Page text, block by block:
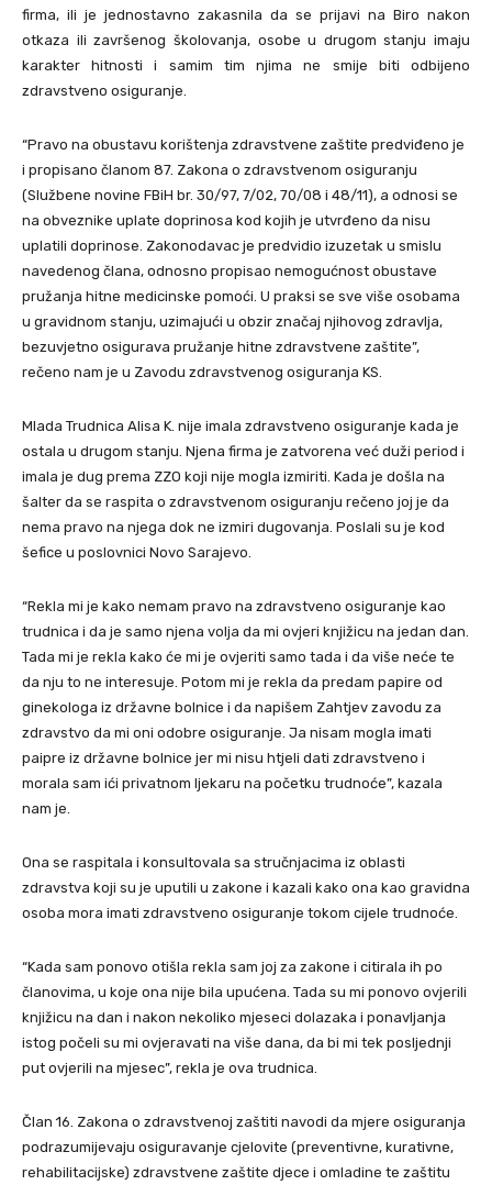
firma, ili je jednostavno zakasnila da se prijavi na Biro nakon
otkaza ili završenog školovanja, osobe u drugom stanju imaju
karakter hitnosti i samim tim njima ne smije biti odbijeno
zdravstveno osiguranje.
“Pravo na obustavu korištenja zdravstvene zaštite predviđeno je
i propisano članom 87. Zakona o zdravstvenom osiguranju
(Službene novine FBiH br. 30/97, 7/02, 70/08 i 48/11), a odnosi se
na obveznike uplate doprinosa kod kojih je utvrđeno da nisu
uplatili doprinose. Zakonodavac je predvidio izuzetak u smislu
navedenog člana, odnosno propisao nemogućnost obustave
pružanja hitne medicinske pomoći. U praksi se sve više osobama
u gravidnom stanju, uzimajući u obzir značaj njihovog zdravlja,
bezuvjetno osigurava pružanje hitne zdravstvene zaštite”,
rečeno nam je u Zavodu zdravstvenog osiguranja KS.
Mlada Trudnica Alisa K. nije imala zdravstveno osiguranje kada je
ostala u drugom stanju. Njena firma je zatvorena već duži period i
imala je dug prema ZZO koji nije mogla izmiriti. Kada je došla na
šalter da se raspita o zdravstvenom osiguranju rečeno joj je da
nema pravo na njega dok ne izmiri dugovanja. Poslali su je kod
šefice u poslovnici Novo Sarajevo.
“Rekla mi je kako nemam pravo na zdravstveno osiguranje kao
trudnica i da je samo njena volja da mi ovjeri knjižicu na jedan dan.
Tada mi je rekla kako će mi je ovjeriti samo tada i da više neće te
da nju to ne interesuje. Potom mi je rekla da predam papire od
ginekologa iz državne bolnice i da napišem Zahtjev zavodu za
zdravstvo da mi oni odobre osiguranje. Ja nisam mogla imati
paipre iz državne bolnice jer mi nisu htjeli dati zdravstveno i
morala sam ići privatnom ljekaru na početku trudnoće”, kazala
nam je.
Ona se raspitala i konsultovala sa stručnjacima iz oblasti
zdravstva koji su je uputili u zakone i kazali kako ona kao gravidna
osoba mora imati zdravstveno osiguranje tokom cijele trudnoće.
“Kada sam ponovo otišla rekla sam joj za zakone i citirala ih po
članovima, u koje ona nije bila upućena. Tada su mi ponovo ovjerili
knjižicu na dan i nakon nekoliko mjeseci dolazaka i ponavljanja
istog počeli su mi ovjeravati na više dana, da bi mi tek posljednji
put ovjerili na mjesec”, rekla je ova trudnica.
Član 16. Zakona o zdravstvenoj zaštiti navodi da mjere osiguranja
podrazumijevaju osiguravanje cjelovite (preventivne, kurativne,
rehabilitacijske) zdravstvene zaštite djece i omladine te zaštitu